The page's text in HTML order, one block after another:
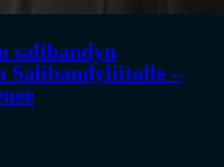
salibandyn
Salibandyliitolle –